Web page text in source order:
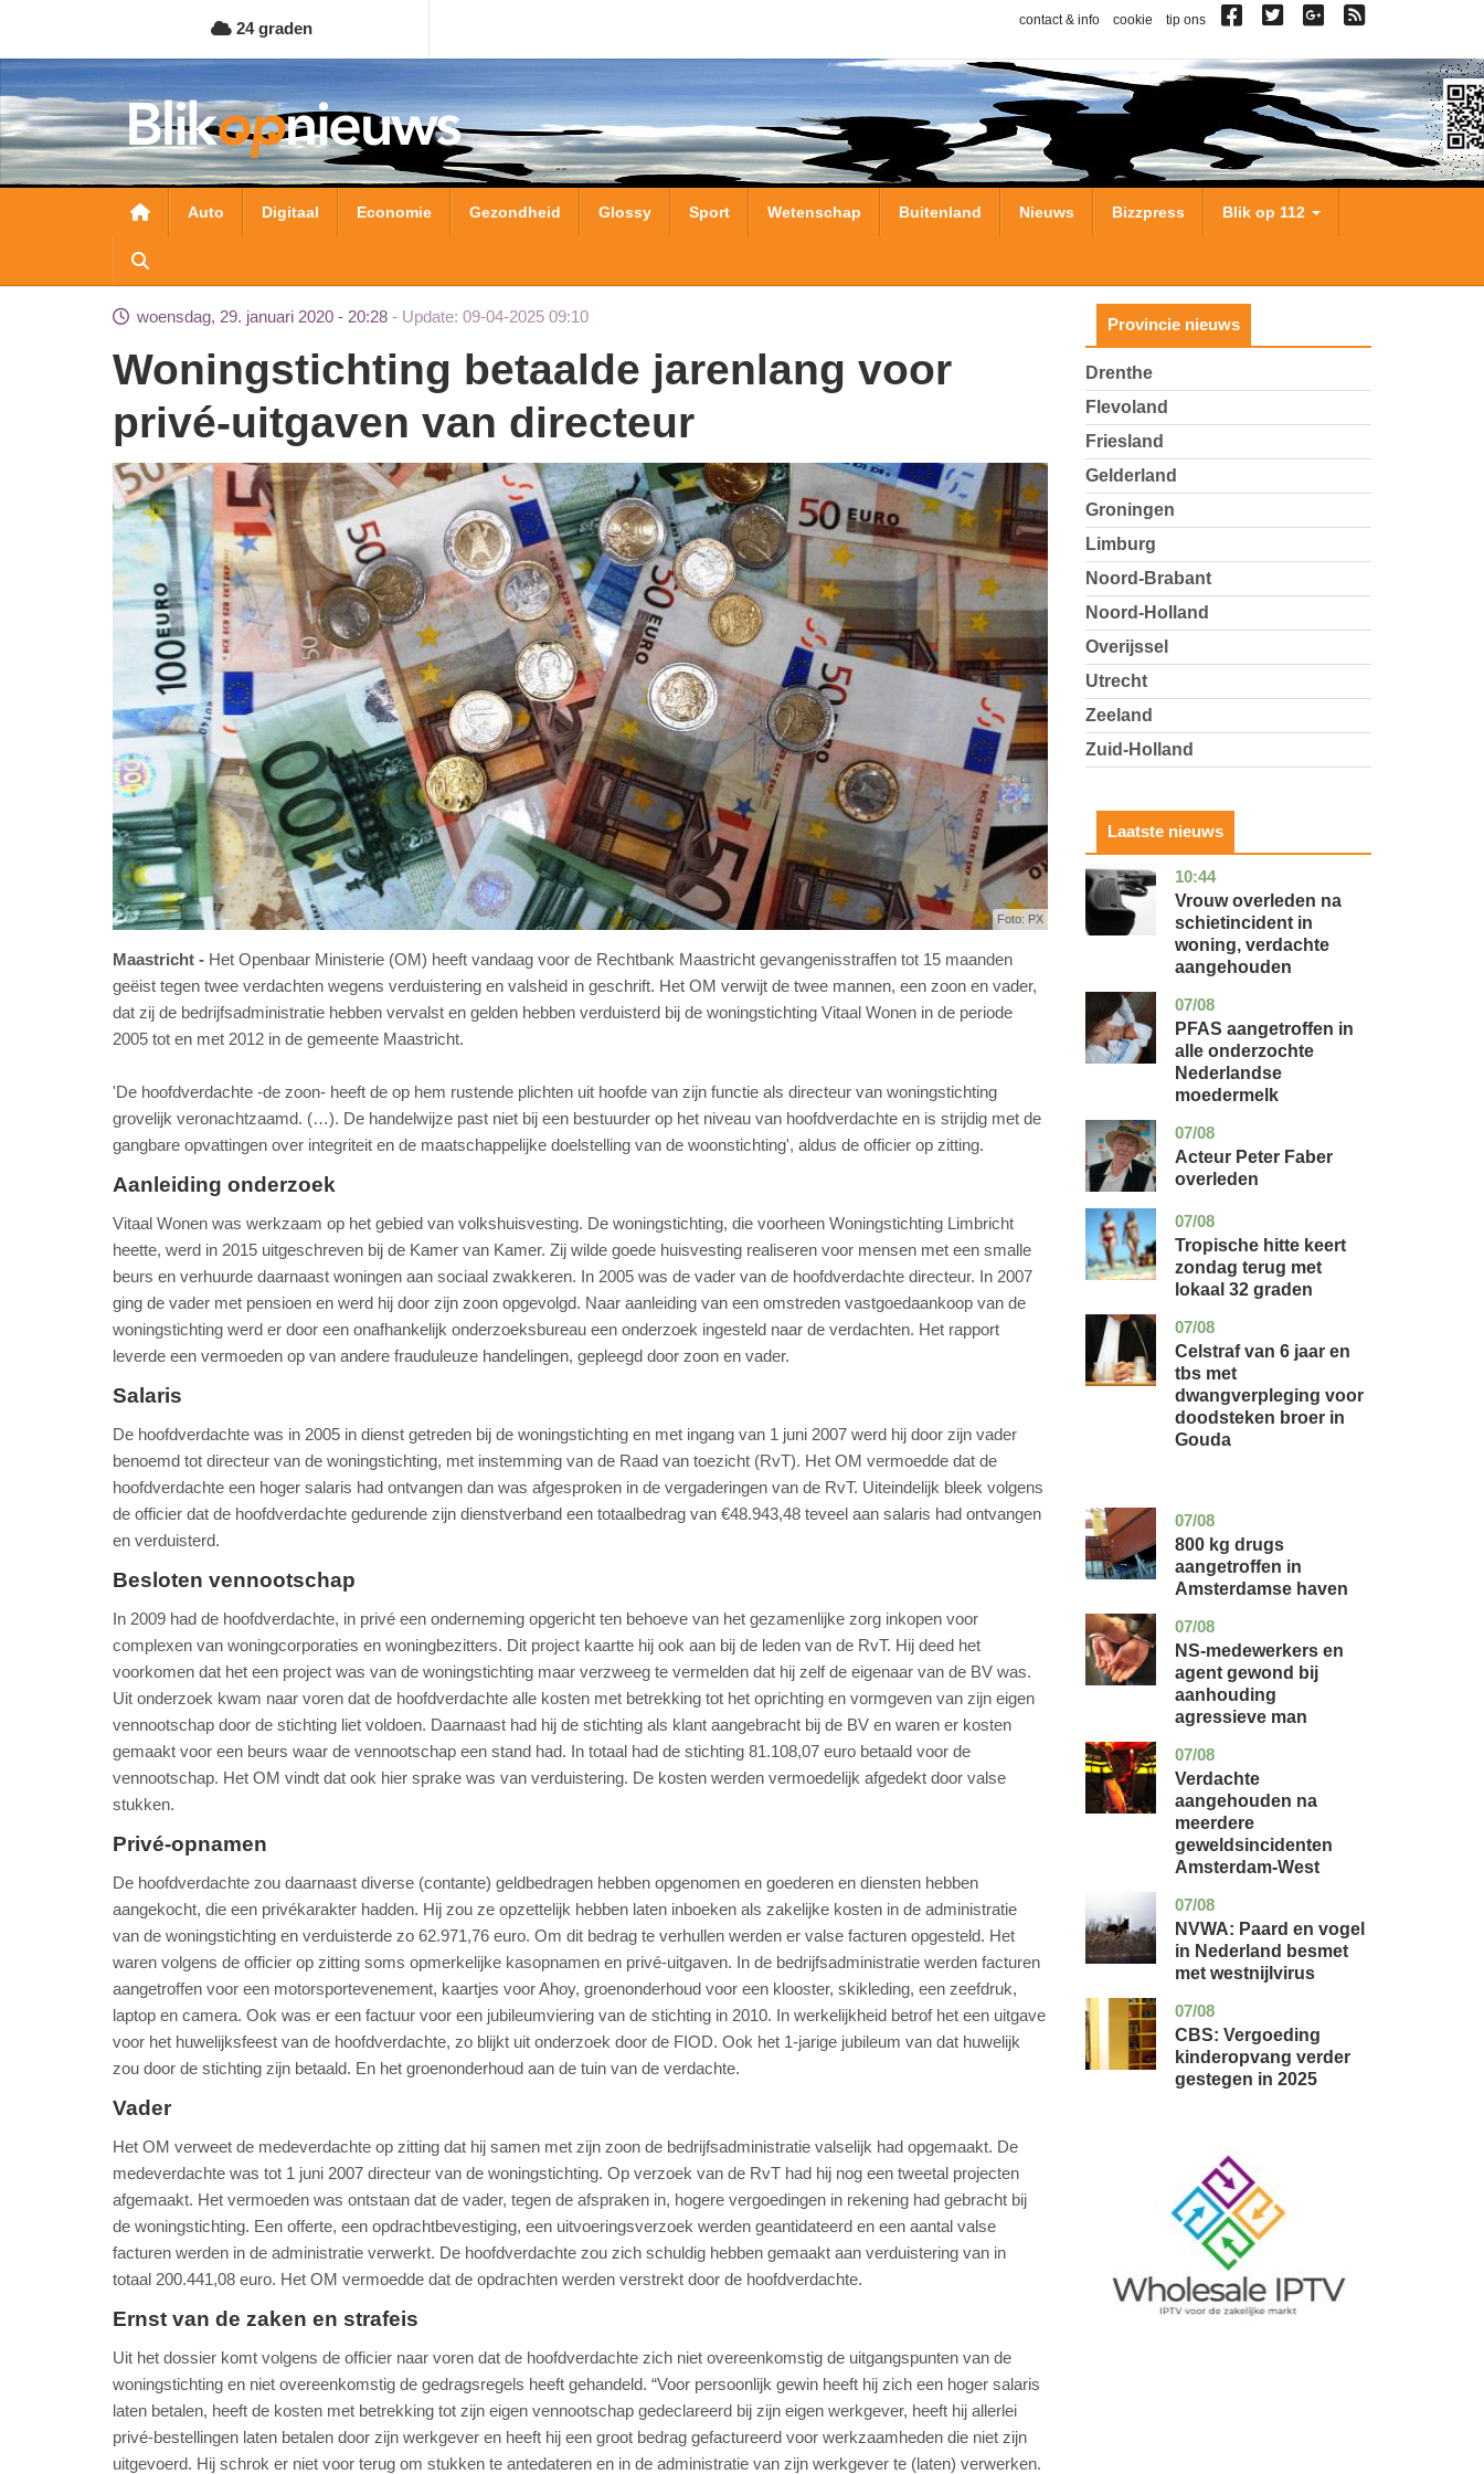
naar
de
inhoud
gaan
24 graden contact & info cookie tip ons
Hoofdnavigatie
Auto Digitaal Economie Gezondheid Glossy Sport Wetenschap Buitenland Nieuws Bizzpress Blik op 112
woensdag, 29. januari 2020 - 20:28 Update: 09-04-2025 09:10
Woningstichting betaalde jarenlang voor
privé-uitgaven van directeur
Foto: PX
Maastricht
Het Openbaar Ministerie (OM) heeft vandaag voor de Rechtbank Maastricht gevangenisstraffen tot 15 maanden
geëist tegen twee verdachten wegens verduistering en valsheid in geschrift. Het OM verwijt de twee mannen, een zoon en vader,
dat zij de bedrijfsadministratie hebben vervalst en gelden hebben verduisterd bij de woningstichting Vitaal Wonen in de periode
2005 tot en met 2012 in de gemeente Maastricht.
'De hoofdverdachte -de zoon- heeft de op hem rustende plichten uit hoofde van zijn functie als directeur van woningstichting
grovelijk veronachtzaamd. (…). De handelwijze past niet bij een bestuurder op het niveau van hoofdverdachte en is strijdig met de
gangbare opvattingen over integriteit en de maatschappelijke doelstelling van de woonstichting', aldus de officier op zitting.
Aanleiding onderzoek
Vitaal Wonen was werkzaam op het gebied van volkshuisvesting. De woningstichting, die voorheen Woningstichting Limbricht
heette, werd in 2015 uitgeschreven bij de Kamer van Kamer. Zij wilde goede huisvesting realiseren voor mensen met een smalle
beurs en verhuurde daarnaast woningen aan sociaal zwakkeren. In 2005 was de vader van de hoofdverdachte directeur. In 2007
ging de vader met pensioen en werd hij door zijn zoon opgevolgd. Naar aanleiding van een omstreden vastgoedaankoop van de
woningstichting werd er door een onafhankelijk onderzoeksbureau een onderzoek ingesteld naar de verdachten. Het rapport
leverde een vermoeden op van andere frauduleuze handelingen, gepleegd door zoon en vader.
Salaris
De hoofdverdachte was in 2005 in dienst getreden bij de woningstichting en met ingang van 1 juni 2007 werd hij door zijn vader
benoemd tot directeur van de woningstichting, met instemming van de Raad van toezicht (RvT). Het OM vermoedde dat de
hoofdverdachte een hoger salaris had ontvangen dan was afgesproken in de vergaderingen van de RvT. Uiteindelijk bleek volgens
de officier dat de hoofdverdachte gedurende zijn dienstverband een totaalbedrag van €48.943,48 teveel aan salaris had ontvangen
en verduisterd.
Besloten vennootschap
In 2009 had de hoofdverdachte, in privé een onderneming opgericht ten behoeve van het gezamenlijke zorg inkopen voor
complexen van woningcorporaties en woningbezitters. Dit project kaartte hij ook aan bij de leden van de RvT. Hij deed het
voorkomen dat het een project was van de woningstichting maar verzweeg te vermelden dat hij zelf de eigenaar van de BV was.
Uit onderzoek kwam naar voren dat de hoofdverdachte alle kosten met betrekking tot het oprichting en vormgeven van zijn eigen
vennootschap door de stichting liet voldoen. Daarnaast had hij de stichting als klant aangebracht bij de BV en waren er kosten
gemaakt voor een beurs waar de vennootschap een stand had. In totaal had de stichting 81.108,07 euro betaald voor de
vennootschap. Het OM vindt dat ook hier sprake was van verduistering. De kosten werden vermoedelijk afgedekt door valse
stukken.
Privé-opnamen
De hoofdverdachte zou daarnaast diverse (contante) geldbedragen hebben opgenomen en goederen en diensten hebben
aangekocht, die een privékarakter hadden. Hij zou ze opzettelijk hebben laten inboeken als zakelijke kosten in de administratie
van de woningstichting en verduisterde zo 62.971,76 euro. Om dit bedrag te verhullen werden er valse facturen opgesteld. Het
waren volgens de officier op zitting soms opmerkelijke kasopnamen en privé-uitgaven. In de bedrijfsadministratie werden facturen
aangetroffen voor een motorsportevenement, kaartjes voor Ahoy, groenonderhoud voor een klooster, skikleding, een zeefdruk,
laptop en camera. Ook was er een factuur voor een jubileumviering van de stichting in 2010. In werkelijkheid betrof het een uitgave
voor het huwelijksfeest van de hoofdverdachte, zo blijkt uit onderzoek door de FIOD. Ook het 1-jarige jubileum van dat huwelijk
zou door de stichting zijn betaald. En het groenonderhoud aan de tuin van de verdachte.
Vader
Het OM verweet de medeverdachte op zitting dat hij samen met zijn zoon de bedrijfsadministratie valselijk had opgemaakt. De
medeverdachte was tot 1 juni 2007 directeur van de woningstichting. Op verzoek van de RvT had hij nog een tweetal projecten
afgemaakt. Het vermoeden was ontstaan dat de vader, tegen de afspraken in, hogere vergoedingen in rekening had gebracht bij
de woningstichting. Een offerte, een opdrachtbevestiging, een uitvoeringsverzoek werden geantidateerd en een aantal valse
facturen werden in de administratie verwerkt. De hoofdverdachte zou zich schuldig hebben gemaakt aan verduistering van in
totaal 200.441,08 euro. Het OM vermoedde dat de opdrachten werden verstrekt door de hoofdverdachte.
Ernst van de zaken en strafeis
Uit het dossier komt volgens de officier naar voren dat de hoofdverdachte zich niet overeenkomstig de uitgangspunten van de
woningstichting en niet overeenkomstig de gedragsregels heeft gehandeld. “Voor persoonlijk gewin heeft hij zich een hoger salaris
laten betalen, heeft de kosten met betrekking tot zijn eigen vennootschap gedeclareerd bij zijn eigen werkgever, heeft hij allerlei
privé-bestellingen laten betalen door zijn werkgever en heeft hij een groot bedrag gefactureerd voor werkzaamheden die niet zijn
uitgevoerd. Hij schrok er niet voor terug om stukken te antedateren en in de administratie van zijn werkgever te (laten) verwerken.
Provincie nieuws
Drenthe
Flevoland
Friesland
Gelderland
Groningen
Limburg
Noord-Brabant
Noord-Holland
Overijssel
Utrecht
Zeeland
Zuid-Holland
Laatste nieuws
10:44
zuid-
holland
nieuws
Vrouw overleden na
schietincident in
woning, verdachte
aangehouden
07/08
utrecht
gezondheid
PFAS aangetroffen in
alle onderzochte
Nederlandse
moedermelk
07/08
noord-
holland
glossy
Acteur Peter Faber
overleden
07/08
utrecht
nieuws
Tropische hitte keert
zondag terug met
lokaal 32 graden
07/08
zuid-
holland
nieuws
Celstraf van 6 jaar en
tbs met
dwangverpleging voor
doodsteken broer in
Gouda
07/08
noord-
holland
nieuws
800 kg drugs
aangetroffen in
Amsterdamse haven
07/08
flevoland
nieuws
NS-medewerkers en
agent gewond bij
aanhouding
agressieve man
07/08
noord-
holland
nieuws
Verdachte
aangehouden na
meerdere
geweldsincidenten
Amsterdam-West
07/08
utrecht
nieuws
NVWA: Paard en vogel
in Nederland besmet
met westnijlvirus
07/08
zuid-
holland
economie
CBS: Vergoeding
kinderopvang verder
gestegen in 2025